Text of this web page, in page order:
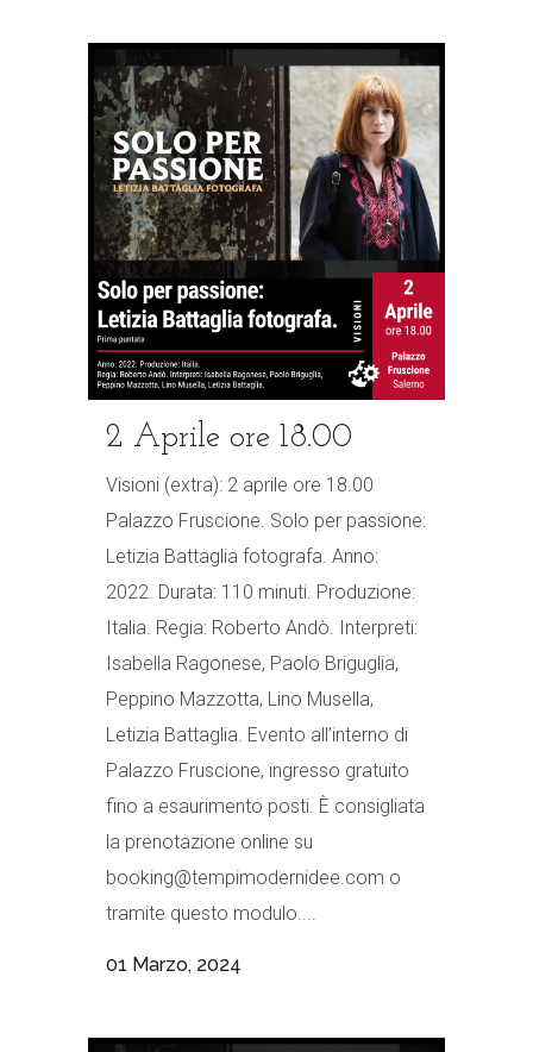
2 Aprile ore 18.00
Visioni (extra): 2 aprile ore 18.00
Palazzo Fruscione. Solo per passione:
Letizia Battaglia fotografa. Anno:
2022. Durata: 110 minuti. Produzione:
Italia. Regia: Roberto Andò. Interpreti:
Isabella Ragonese, Paolo Briguglia,
Peppino Mazzotta, Lino Musella,
Letizia Battaglia. Evento all’interno di
Palazzo Fruscione, ingresso gratuito
fino a esaurimento posti. È consigliata
la prenotazione online su
booking@tempimodernidee.com o
tramite questo modulo....
01 Marzo, 2024